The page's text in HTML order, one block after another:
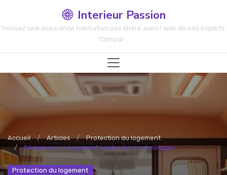
Interieur Passion
Trouvez une assurance habitation pas chère avec l'aide de nos experts.
Compar...
Accueil Articles
Protection du logement
Sécuriser son logement contre les cambriolages ...
Protection du logement